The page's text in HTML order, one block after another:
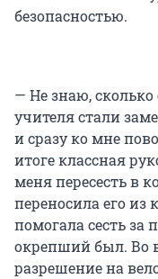
безопасностью.
— Не знаю,
учителя стали
и сразу ко мне
итоге классная
меня пересесть в
переносила его из
помогала сесть за
окрепший был. Во
разрешение на